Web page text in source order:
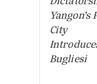
City
Bugliesi